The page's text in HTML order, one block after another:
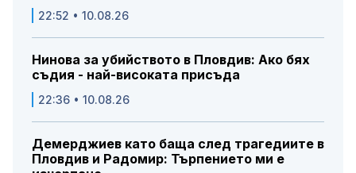
22:52 • 10.08.26
Нинова за убийството в Пловдив: Ако бях
съдия - най-високата присъда
22:36 • 10.08.26
Демерджиев като баща след трагедиите в
Пловдив и Радомир: Търпението ми е